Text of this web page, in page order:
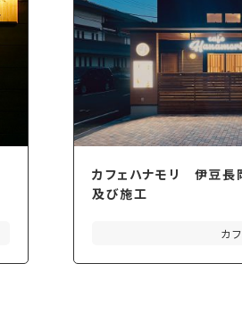
カフェハナモリ 伊豆
及び施工
カ